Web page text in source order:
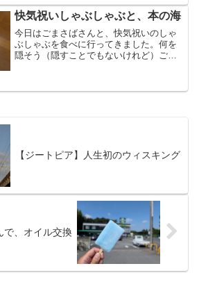
し。朝早くに動物病...
快気祝いしゃぶしゃぶと、本の海
今日はごまさばさんと、快気祝いのしゃ
ぶしゃぶを食べに行ってきました。何を
隠そう（隠すことでもないけれど）ごま
【ジートピア】人生初のウィスキング
で、オイル交換